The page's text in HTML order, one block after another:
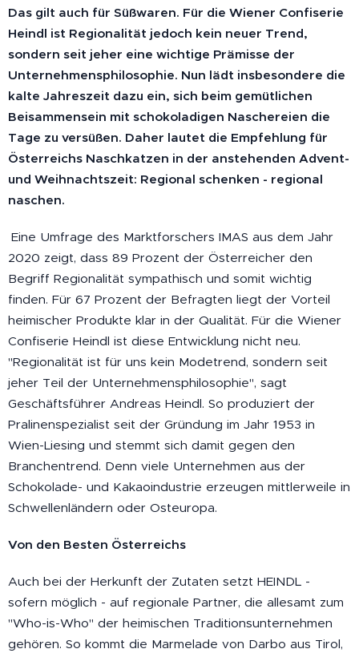
Das gilt auch für Süßwaren. Für die Wiener Confiserie
Heindl ist Regionalität jedoch kein neuer Trend,
sondern seit jeher eine wichtige Prämisse der
Unternehmensphilosophie. Nun lädt insbesondere die
kalte Jahreszeit dazu ein, sich beim gemütlichen
Beisammensein mit schokoladigen Naschereien die
Tage zu versüßen. Daher lautet die Empfehlung für
Österreichs Naschkatzen in der anstehenden Advent-
und Weihnachtszeit: Regional schenken - regional
naschen.
Eine Umfrage des Marktforschers IMAS aus dem Jahr
2020 zeigt, dass 89 Prozent der Österreicher den
Begriff Regionalität sympathisch und somit wichtig
finden. Für 67 Prozent der Befragten liegt der Vorteil
heimischer Produkte klar in der Qualität. Für die Wiener
Confiserie Heindl ist diese Entwicklung nicht neu.
"Regionalität ist für uns kein Modetrend, sondern seit
jeher Teil der Unternehmensphilosophie", sagt
Geschäftsführer Andreas Heindl. So produziert der
Pralinenspezialist seit der Gründung im Jahr 1953 in
Wien-Liesing und stemmt sich damit gegen den
Branchentrend. Denn viele Unternehmen aus der
Schokolade- und Kakaoindustrie erzeugen mittlerweile in
Schwellenländern oder Osteuropa.
Von den Besten Österreichs
Auch bei der Herkunft der Zutaten setzt HEINDL -
sofern möglich - auf regionale Partner, die allesamt zum
"Who-is-Who" der heimischen Traditionsunternehmen
gehören. So kommt die Marmelade von Darbo aus Tirol,